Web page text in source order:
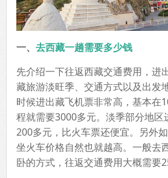
一、 去西藏一趟需要多少钱
先介绍一下往返西藏交通费用，进
藏旅游淡旺季、交通方式以及出发
时候进出藏飞机票非常高，基本在
程就需要3000多元。淡季部分地区
200多元，比火车票还便宜。另外
坐火车价格自然也就越高。一般去
卧的方式，往返交通费用大概需要